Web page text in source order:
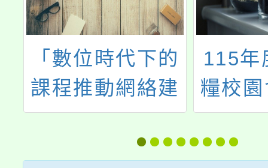
「數位時代下的
課程推動網絡建
構與協作策略」
115年
糧校
培